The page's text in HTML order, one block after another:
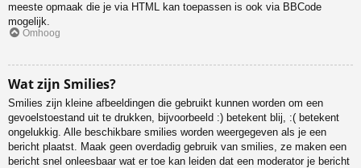
meeste opmaak die je via HTML kan toepassen is ook via BBCode
mogelijk.
Omhoog
Wat zijn Smilies?
Smilies zijn kleine afbeeldingen die gebruikt kunnen worden om een
gevoelstoestand uit te drukken, bijvoorbeeld :) betekent blij, :( betekent
ongelukkig. Alle beschikbare smilies worden weergegeven als je een
bericht plaatst. Maak geen overdadig gebruik van smilies, ze maken een
bericht snel onleesbaar wat er toe kan leiden dat een moderator je bericht